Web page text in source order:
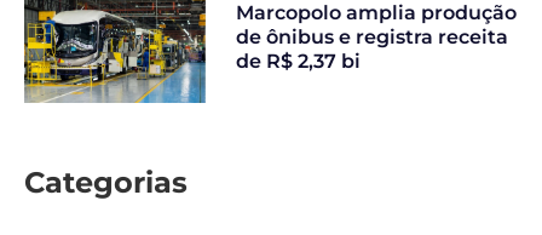
Marcopolo amplia produção
de ônibus e registra receita
de R$ 2,37 bi
Categorias